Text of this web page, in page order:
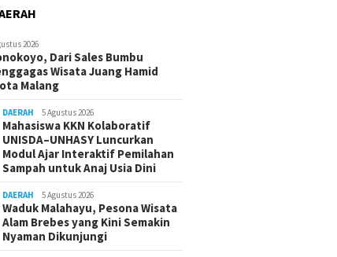
2026
Dari Sales Bumbu
Wisata Juang Hamid
Malang
DAERAH 5 Agustus 2026
Mahasiswa KKN Kolaboratif
UNISDA–UNHASY Luncurkan
Modul Ajar Interaktif Pemilahan
Sampah untuk Anaj Usia Dini
DAERAH 5 Agustus 2026
Waduk Malahayu, Pesona Wisata
Alam Brebes yang Kini Semakin
Nyaman Dikunjungi